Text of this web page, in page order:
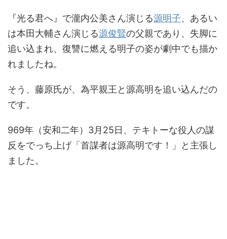
『光る君へ』で瀧内公美さん演じる源明子、あるい
は本田大輔さん演じる源俊賢の父親であり、失脚に
追い込まれ、復讐に燃える明子の姿が劇中でも描か
れましたね。
そう、藤原氏が、為平親王と源高明を追い込んだの
です。
969年（安和二年）3月25日、テキトーな役人の謀
反をでっち上げ「首謀者は源高明です！」と主張し
ました。